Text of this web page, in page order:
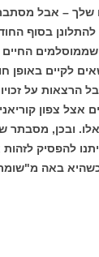
שלך – אבל
בסוף
לקיים באופן
הרצאות על
אצל צפון
ובכן, מסבתר
להפסיק
כשהיא באה